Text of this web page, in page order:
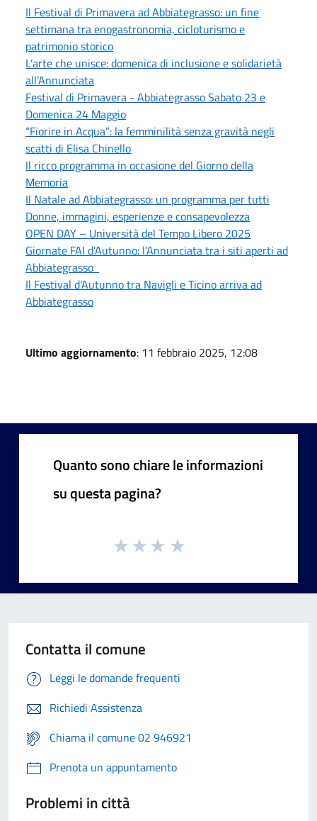
Il Festival di Primavera ad Abbiategrasso: un fine
settimana tra enogastronomia, cicloturismo e
patrimonio storico
L’arte che unisce: domenica di inclusione e solidarietà
all’Annunciata
Festival di Primavera - Abbiategrasso Sabato 23 e
Domenica 24 Maggio
“Fiorire in Acqua”: la femminilità senza gravità negli
scatti di Elisa Chinello
Il ricco programma in occasione del Giorno della
Memoria
Il Natale ad Abbiategrasso: un programma per tutti
Donne, immagini, esperienze e consapevolezza
OPEN DAY – Università del Tempo Libero 2025
Giornate FAI d’Autunno: l’Annunciata tra i siti aperti ad
Abbiategrasso
Il Festival d'Autunno tra Navigli e Ticino arriva ad
Abbiategrasso
Ultimo aggiornamento: 11 febbraio 2025, 12:08
Quanto sono chiare le informazioni
su questa pagina?
Contatta il comune
Leggi le domande frequenti
Richiedi Assistenza
Chiama il comune 02 946921
Prenota un appuntamento
Problemi in città